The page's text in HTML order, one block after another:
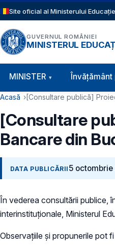
Sari la conținutul principal
Site oficial al Ministerului
GUVERNUL ROMÂNIEI
MINISTERUL
Navigație principală
MINISTER
Cale de navigare
Acasă [Consultare publică]
[Consultare
Bancare din
DATA PUBLICĂRII 5 octombrie
În vederea consultării publice,
interinstituționale, Ministerul
Observațiile și propunerile pot